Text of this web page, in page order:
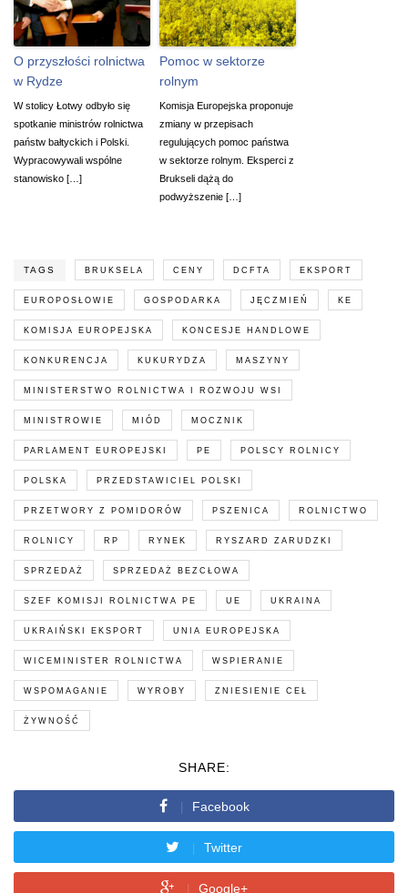
O przyszłości rolnictwa
w Rydze
W stolicy Łotwy odbyło się
spotkanie ministrów rolnictwa
państw bałtyckich i Polski.
Wypracowywali wspólne
stanowisko […]
Pomoc w sektorze
rolnym
Komisja Europejska proponuje
zmiany w przepisach
regulujących pomoc państwa
w sektorze rolnym. Eksperci z
Brukseli dążą do
podwyższenie […]
TAGS BRUKSELA CENY DCFTA EKSPORT
EUROPOSŁOWIE GOSPODARKA JĘCZMIEŃ KE
KOMISJA EUROPEJSKA KONCESJE HANDLOWE
KONKURENCJA KUKURYDZA MASZYNY
MINISTERSTWO ROLNICTWA I ROZWOJU WSI
MINISTROWIE MIÓD MOCZNIK
PARLAMENT EUROPEJSKI PE POLSCY ROLNICY
POLSKA PRZEDSTAWICIEL POLSKI
PRZETWORY Z POMIDORÓW PSZENICA ROLNICTWO
ROLNICY RP RYNEK RYSZARD ZARUDZKI
SPRZEDAŻ SPRZEDAŻ BEZCŁOWA
SZEF KOMISJI ROLNICTWA PE UE UKRAINA
UKRAIŃSKI EKSPORT UNIA EUROPEJSKA
WICEMINISTER ROLNICTWA WSPIERANIE
WSPOMAGANIE WYROBY ZNIESIENIE CEŁ
ŻYWNOŚĆ
SHARE:
Facebook
Twitter
Google+